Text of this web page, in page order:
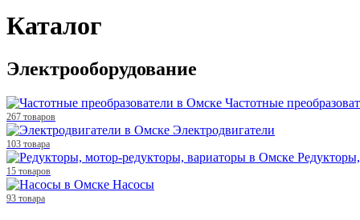
Каталог
Электрооборудование
Частотные
267 товаров
Электродвигатели
103 товара
15 товаров
Насосы
93 товара